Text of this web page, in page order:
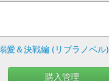
愛＆決戦編 (リブラノベル)
購入管理